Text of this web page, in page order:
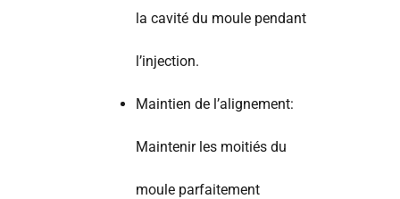
la cavité du moule pendant
l’injection.
Maintien de l’alignement:
Maintenir les moitiés du
moule parfaitement